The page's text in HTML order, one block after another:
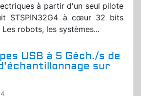
à partir d'un seul pilote
STSPIN32G4 à cœur 32 bits
robots, les systèmes...
USB à 5 Géch./s de
sur